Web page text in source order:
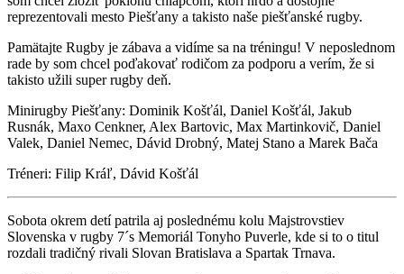
reprezentovali mesto Piešťany a takisto naše piešťanské rugby.
Pamätajte Rugby je zábava a vidíme sa na tréningu! V neposlednom
rade by som chcel poďakovať rodičom za podporu a verím, že si
takisto užili super rugby deň.
Minirugby Piešťany: Dominik Košťál, Daniel Košťál, Jakub
Rusnák, Maxo Cenkner, Alex Bartovic, Max Martinkovič, Daniel
Valek, Daniel Nemec, Dávid Drobný, Matej Stano a Marek Bača
Tréneri: Filip Kráľ, Dávid Košťál
Sobota okrem detí patrila aj poslednému kolu Majstrovstiev
Slovenska v rugby 7´s Memoriál Tonyho Puverle, kde si to o titul
rozdali tradičný rivali Slovan Bratislava a Spartak Trnava.